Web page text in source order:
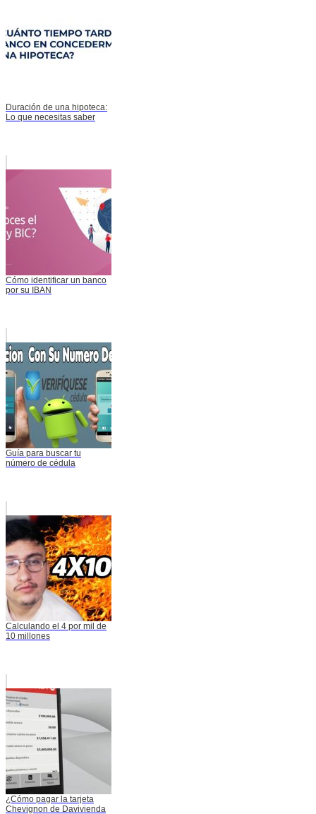
Duración de una hipoteca:
Lo que necesitas saber
Cómo identificar un banco
por su IBAN
Guía para buscar tu
número de cédula
Calculando el 4 por mil de
10 millones
¿Cómo pagar la tarjeta
Chevignon de Davivienda